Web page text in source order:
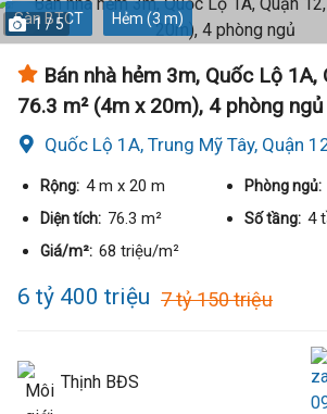
Sàn BTCT Hẻm (3 m)
1 / 5
Bán nhà hẻm 3m, Quốc Lộ 1A,
76.3 m² (4m x 20m), 4 phòng ngủ
Quốc Lộ 1A, Trung Mỹ Tây, Quận
Rộng: 4 m x 20 m Phòng ngủ:
Diện tích: 76.3 m² Số tầng: 4
Giá/m²: 68 triệu/m²
6 tỷ 400 triệu 7 tỷ 150 triệu
Thịnh BĐS